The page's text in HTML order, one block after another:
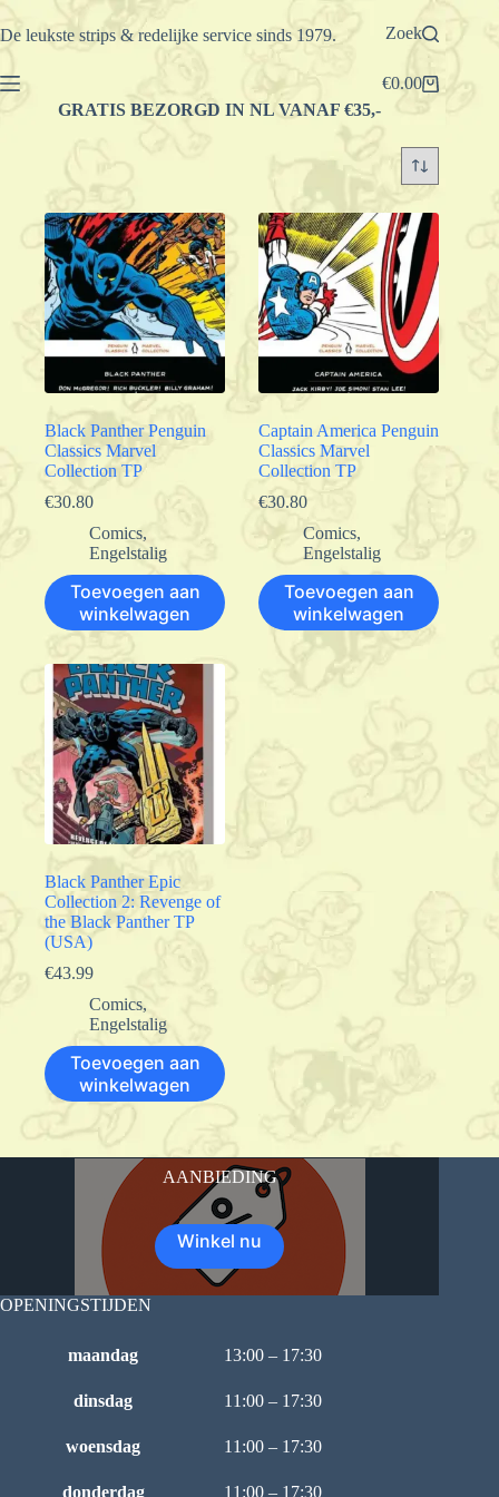
Ga
naar
De leukste strips & redelijke service sinds 1979. Zoek
Winkelwagen
€0.00
GRATIS BEZORGD IN NL VANAF €35,-
Black Panther Penguin
Classics Marvel
Collection TP
€30.80
Comics,
Engelstalig
Toevoegen aan
winkelwagen
Captain America Penguin
Classics Marvel
Collection TP
€30.80
Comics,
Engelstalig
Toevoegen aan
winkelwagen
Black Panther Epic
Collection 2: Revenge of
the Black Panther TP
(USA)
€43.99
Comics,
Engelstalig
Toevoegen aan
winkelwagen
AANBIEDING
Winkel nu
OPENINGSTIJDEN
maandag 13:00 – 17:30
dinsdag 11:00 – 17:30
woensdag 11:00 – 17:30
donderdag 11:00 – 17:30